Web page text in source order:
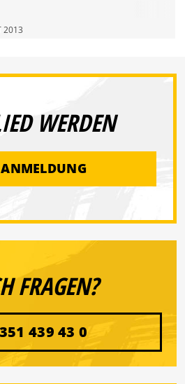
2013
WERDEN
FRAGEN?
439 43 0